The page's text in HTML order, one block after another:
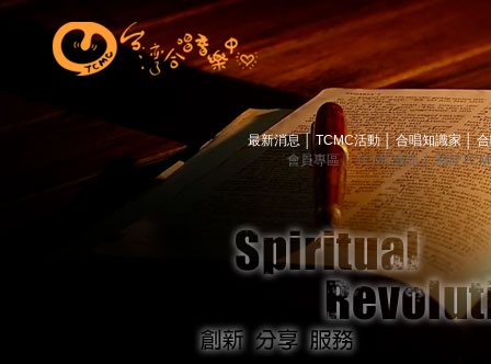
最新消息 TCMC活動│ 合唱知識家│
會員專區│ TCMC會訊│ 關於